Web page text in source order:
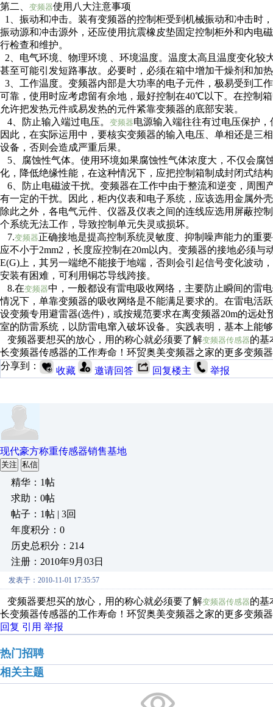
第二、 变频器使用八大注意事项
1、振动和冲击。装有变频器的控制柜受到机械振动和冲击时
振动源和冲击源外，还应使用抗震橡皮垫固定控制柜外和内电
行检查和维护。
2、电气环境、物理环境 、环境温度。温度太高且温度变化
甚至可能引发短路事故。必要时，必须在箱中增加干燥剂和加
3、工作温度。变频器内部是大功率的电子元件，极易受到工
可靠，使用时应考虑留有余地，最好控制在40℃以下。在控制
允许把发热元件或易发热的元件紧靠变频器的底部安装。
4、防止输入端过电压。 变频器电源输入端往往有过电压保护
因此，在实际运用中，要核实变频器的输入电压、单相还是三
设备，否则会造成严重后果。
5、腐蚀性气体。使用环境如果腐蚀性气体浓度大，不仅会腐
化，降低绝缘性能，在这种情况下，应把控制箱制成封闭式结
6、防止电磁波干扰。变频器在工作中由于整流和逆变，周围
有一定的干扰。因此，柜内仪表和电子系统，应该选用金属外
除此之外，各电气元件、仪器及仪表之间的连线应选用屏蔽控
个系统无法工作，导致控制单元失灵或损坏。
7.变频器正确接地是提高控制系统灵敏度、抑制噪声能力的重
应不小于2mm2，长度应控制在20m以内。变频器的接地必须
E(G)上，其另一端绝不能接于地端，否则会引起信号变化波动
安装有困难，可利用铜芯导线跨接。
8.在变频器中，一般都设有雷电吸收网络，主要防止瞬间的雷
情况下，单靠变频器的吸收网络是不能满足要求的。在雷电活
设变频专用避雷器(选件)，或按规范要求在离变频器20m的远
室的防雷系统，以防雷电窜入破坏设备。实践表明，基本上能
变频器要想买的放心，用的称心就必须要了解变频器传感器的基
长变频器传感器的工作寿命！环贸奥美变频器之家的更多变频
分享到：
收藏 邀请回答 回复楼主 举报
现代豪方称重传感器销售基地
关注 私信
精华：1帖
求助：0帖
帖子：1帖 | 3回
年度积分：0
历史总积分：214
注册：2010年9月03日
发表于：2010-11-01 17:35:57
变频器要想买的放心，用的称心就必须要了解变频器传感器的基
长变频器传感器的工作寿命！环贸奥美变频器之家的更多变频
回复 引用 举报
热门招聘
相关主题